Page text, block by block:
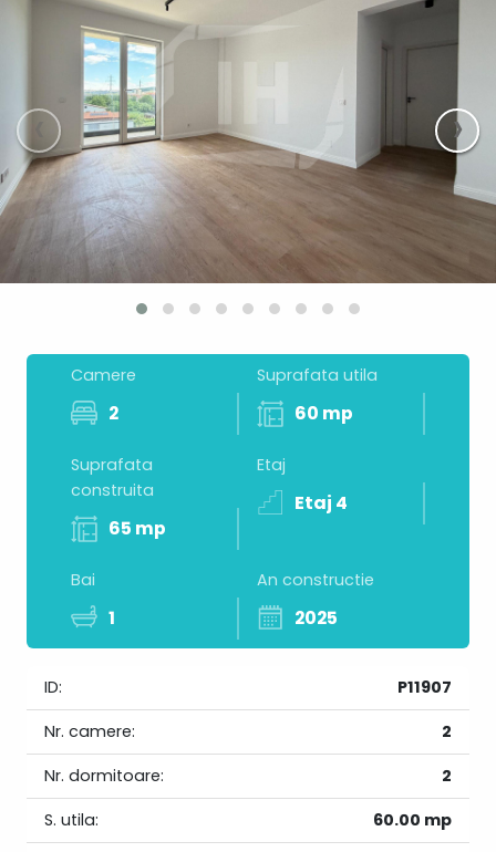
‹ ›
Camere
2
Suprafata utila
60 mp
Suprafata
construita
65 mp
Etaj
Etaj 4
Bai
1
An constructie
2025
ID:
P11907
Nr. camere:
2
Nr. dormitoare:
2
S. utila:
60.00 mp